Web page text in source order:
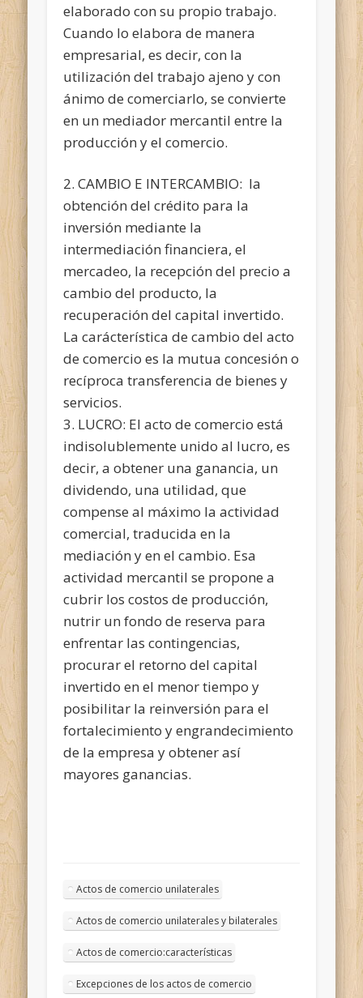
elaborado con su propio trabajo.
Cuando lo elabora de manera
empresarial, es decir, con la
utilización del trabajo ajeno y con
ánimo de comerciarlo, se convierte
en un mediador mercantil entre la
producción y el comercio.
2. CAMBIO E INTERCAMBIO: la
obtención del crédito para la
inversión mediante la
intermediación financiera, el
mercadeo, la recepción del precio a
cambio del producto, la
recuperación del capital invertido.
La carácterística de cambio del acto
de comercio es la mutua concesión o
recíproca transferencia de bienes y
servicios.
3. LUCRO: El acto de comercio está
indisolublemente unido al lucro, es
decir, a obtener una ganancia, un
dividendo, una utilidad, que
compense al máximo la actividad
comercial, traducida en la
mediación y en el cambio. Esa
actividad mercantil se propone a
cubrir los costos de producción,
nutrir un fondo de reserva para
enfrentar las contingencias,
procurar el retorno del capital
invertido en el menor tiempo y
posibilitar la reinversión para el
fortalecimiento y engrandecimiento
de la empresa y obtener así
mayores ganancias.
Actos de comercio unilaterales
Actos de comercio unilaterales y bilaterales
Actos de comercio:características
Excepciones de los actos de comercio